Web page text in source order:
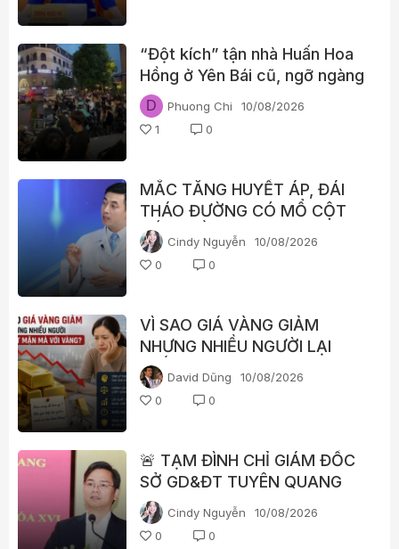
“Đột kích” tận nhà Huấn Hoa
Hồng ở Yên Bái cũ, ngỡ ngàng
những diễn biến sau đó
D Phuong Chi
10/08/2026
1
0
MẮC TĂNG HUYẾT ÁP, ĐÁI
THÁO ĐƯỜNG CÓ MỔ CỘT
SỐNG BẰNG ROBOT ĐƯỢC
KHÔNG?
Cindy Nguyễn
10/08/2026
0
0
VÌ SAO GIÁ VÀNG GIẢM
NHƯNG NHIỀU NGƯỜI LẠI
“HẾT MẶN MÀ” VỚI VÀNG?
David Dũng
10/08/2026
0
0
🚨 TẠM ĐÌNH CHỈ GIÁM ĐỐC
SỞ GD&ĐT TUYÊN QUANG
Cindy Nguyễn
10/08/2026
0
0